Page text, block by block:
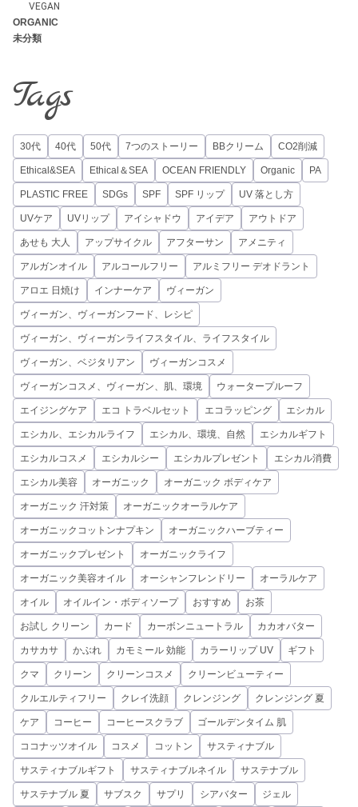
VEGAN
ORGANIC
未分類
Tags
30代 40代 50代 7つのストーリー BBクリーム CO2削減
Ethical&SEA Ethical＆SEA OCEAN FRIENDLY Organic PA
PLASTIC FREE SDGs SPF SPF リップ UV 落とし方
UVケア UVリップ アイシャドウ アイデア アウトドア
あせも 大人 アップサイクル アフターサン アメニティ
アルガンオイル アルコールフリー アルミフリー デオドラント
アロエ 日焼け インナーケア ヴィーガン
ヴィーガン、ヴィーガンフード、レシピ
ヴィーガン、ヴィーガンライフスタイル、ライフスタイル
ヴィーガン、ベジタリアン ヴィーガンコスメ
ヴィーガンコスメ、ヴィーガン、肌、環境 ウォータープルーフ
エイジングケア エコ トラベルセット エコラッピング エシカル
エシカル、エシカルライフ エシカル、環境、自然 エシカルギフト
エシカルコスメ エシカルシー エシカルプレゼント エシカル消費
エシカル美容 オーガニック オーガニック ボディケア
オーガニック 汗対策 オーガニックオーラルケア
オーガニックコットンナプキン オーガニックハーブティー
オーガニックプレゼント オーガニックライフ
オーガニック美容オイル オーシャンフレンドリー オーラルケア
オイル オイルイン・ボディソープ おすすめ お茶
お試し クリーン カード カーボンニュートラル カカオバター
カサカサ かぶれ カモミール 効能 カラーリップ UV ギフト
クマ クリーン クリーンコスメ クリーンビューティー
クルエルティフリー クレイ洗顔 クレンジング クレンジング 夏
ケア コーヒー コーヒースクラブ ゴールデンタイム 肌
ココナッツオイル コスメ コットン サスティナブル
サスティナブルギフト サスティナブルネイル サステナブル
サステナブル 夏 サブスク サプリ シアバター ジェル